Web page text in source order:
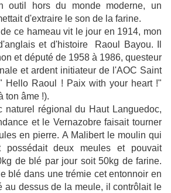
outil hors du monde moderne, un
d'extraire le son de la farine.
hameau vit le jour en 1914, mon
et d'histoire Raoul Bayou. Il
et député de 1958 à 1986, questeur
et ardent initiateur de l'AOC Saint
Raoul ! Paix with your heart !"
ton âme !).
régional du Haut Languedoc,
et le Vernazobre faisait tourner
en pierre. A Malibert le moulin qui
possédait deux meules et pouvait
de blé par jour soit 50kg de farine.
blé dans une trémie cet entonnoir en
au dessus de la meule, il contrôlait le